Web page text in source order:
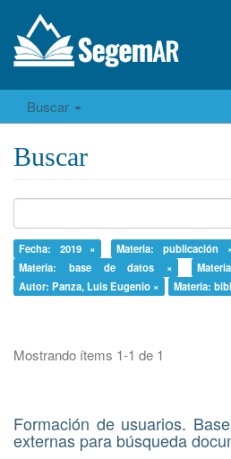
Buscar
Buscar
Fecha: 2019 × Materia: publicación
Materia: base de datos ×
Autor: Panza, Luis Eugenio ×
Materia:
Mostrando ítems 1-1 de 1
Formación de usuarios.
externas para búsqueda